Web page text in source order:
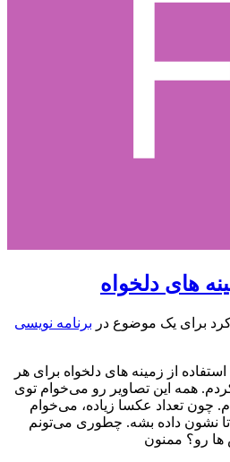
های دلخواه
برای یک موضوع در برنامه نویسی
از زمینه های دلخواه برای هر
همه این تصاویر رو می‌خوام توی
چون تعداد عکسا زیاده، می‌خوام
توی هر صفحه مثلا 20 تا نشون داده بشه. چطوری می‌تونم
رو؟ ممنون